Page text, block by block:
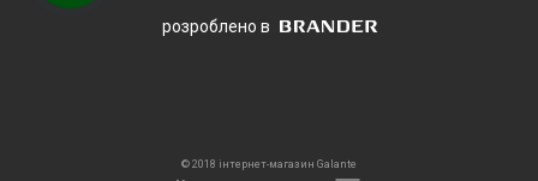
розроблено в
© 2018 інтернет-магазин Galante